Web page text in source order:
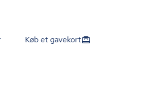
Køb et gavekort